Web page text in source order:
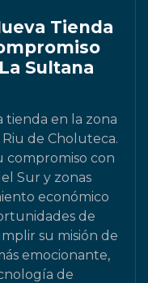
Tienda
Sultana
en la zona
de Choluteca.
compromiso con
Sur y zonas
económico
de
su misión de
emocionante,
de